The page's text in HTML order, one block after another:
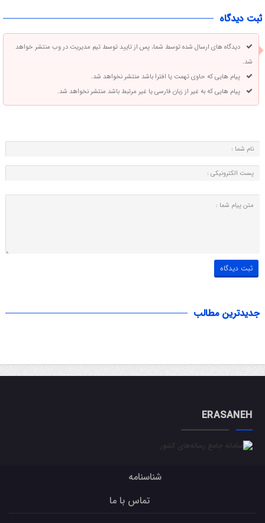
ثبت دیدگاه
دیدگاه های ارسال شده توسط شما، پس از تایید توسط تیم مدیریت در وب منتشر خواهد
شد.
پیام هایی که حاوی تهمت یا افترا باشد منتشر نخواهد شد.
پیام هایی که به غیر از زبان فارسی یا غیر مرتبط باشد منتشر نخواهد شد.
جدیدترین مطالب
ERASANEH
شناسنامه
تماس با ما